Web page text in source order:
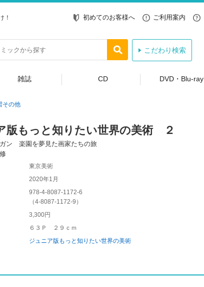
！ 初めてのお客様へ ご利用案内
こだわり検索
雑誌 CD DVD・Blu-ray
その他
版もっと知りたい世界の美術 ２
ン 楽園を夢見た画家たちの旅
東京美術
2020年1月
978-4-8087-1172-6
（4-8087-1172-9 ）
3,300円
６３Ｐ ２９ｃｍ
ジュニア版もっと知りたい世界の美術